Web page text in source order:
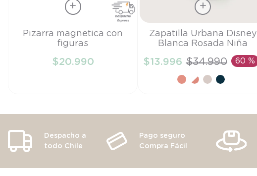
Talla
AÑADIR AL CARRITO
Pizarra magnetica con
figuras
$20.990
Talla
AÑADIR AL CARRITO
Zapatilla Urbana Disney
Blanca Rosada Niña
$13.996 $34.990 60 %
Despacho a
todo Chile
Pago seguro
Compra Fácil